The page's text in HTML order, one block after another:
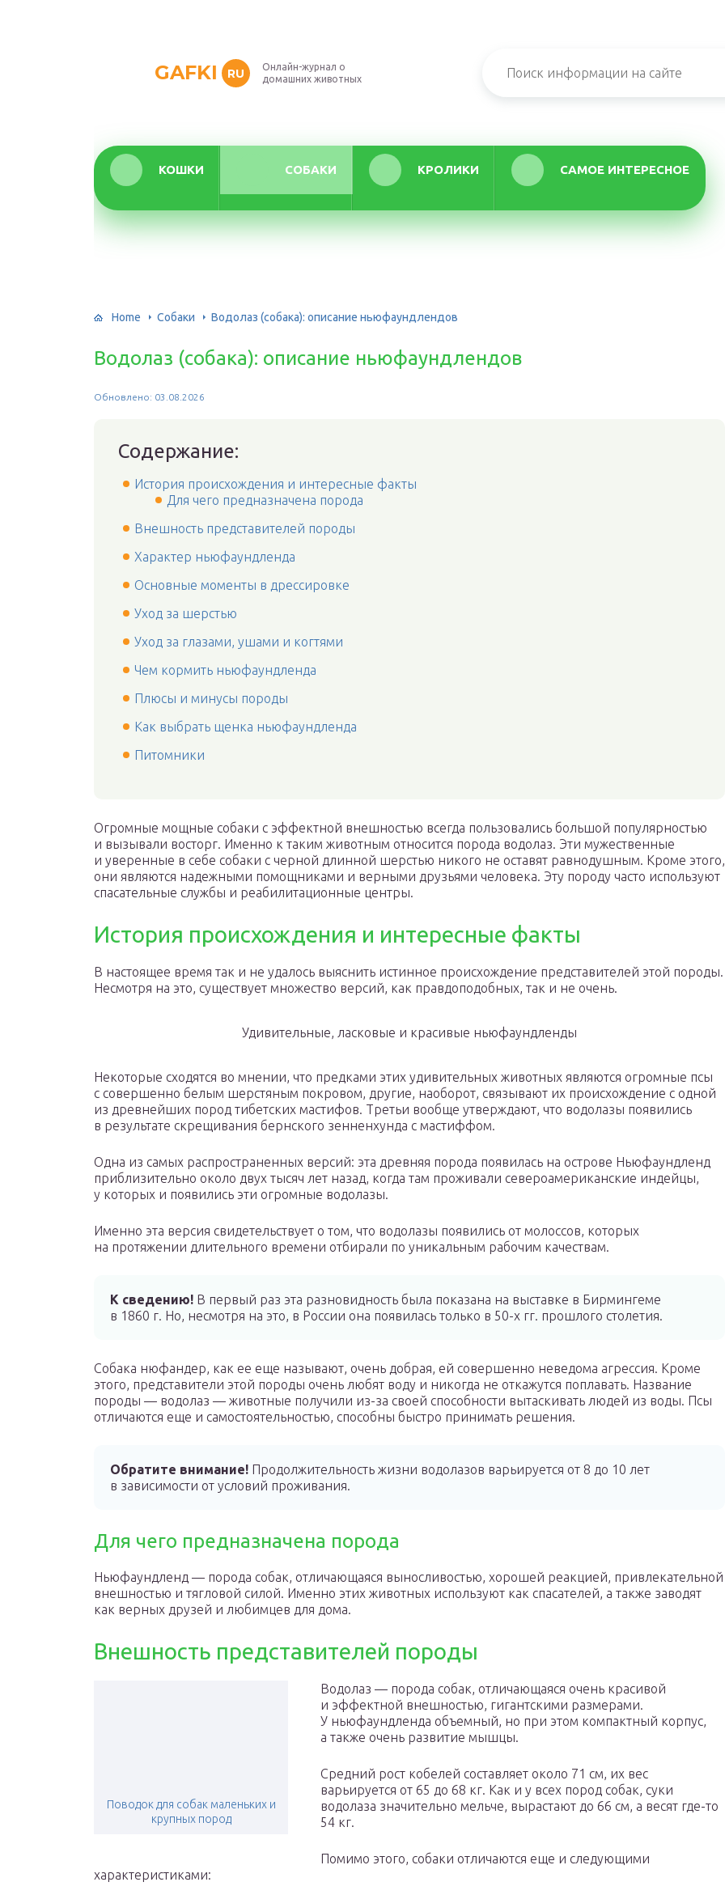
GAFKI RU
Онлайн-журнал о
домашних животных
КОШКИ СОБАКИ КРОЛИКИ САМОЕ ИНТЕРЕСНОЕ
Home Собаки Водолаз (собака): описание ньюфаундлендов
Водолаз (собака): описание ньюфаундлендов
Обновлено: 03.08.2026
Содержание:
История происхождения и интересные факты
Для чего предназначена порода
Внешность представителей породы
Характер ньюфаундленда
Основные моменты в дрессировке
Уход за шерстью
Уход за глазами, ушами и когтями
Чем кормить ньюфаундленда
Плюсы и минусы породы
Как выбрать щенка ньюфаундленда
Питомники
Огромные мощные собаки с эффектной внешностью всегда пользовались большой популярностью
и вызывали восторг. Именно к таким животным относится порода водолаз. Эти мужественные
и уверенные в себе собаки с черной длинной шерстью никого не оставят равнодушным. Кроме этого,
они являются надежными помощниками и верными друзьями человека. Эту породу часто используют
спасательные службы и реабилитационные центры.
История происхождения и интересные факты
В настоящее время так и не удалось выяснить истинное происхождение представителей этой породы.
Несмотря на это, существует множество версий, как правдоподобных, так и не очень.
Удивительные, ласковые и красивые ньюфаундленды
Некоторые сходятся во мнении, что предками этих удивительных животных являются огромные псы
с совершенно белым шерстяным покровом, другие, наоборот, связывают их происхождение с одной
из древнейших пород тибетских мастифов. Третьи вообще утверждают, что водолазы появились
в результате скрещивания бернского зенненхунда с мастиффом.
Одна из самых распространенных версий: эта древняя порода появилась на острове Ньюфаундленд
приблизительно около двух тысяч лет назад, когда там проживали североамериканские индейцы,
у которых и появились эти огромные водолазы.
Именно эта версия свидетельствует о том, что водолазы появились от молоссов, которых
на протяжении длительного времени отбирали по уникальным рабочим качествам.
К сведению! В первый раз эта разновидность была показана на выставке в Бирмингеме
в 1860 г. Но, несмотря на это, в России она появилась только в 50-х гг. прошлого столетия.
Собака нюфандер, как ее еще называют, очень добрая, ей совершенно неведома агрессия. Кроме
этого, представители этой породы очень любят воду и никогда не откажутся поплавать. Название
породы — водолаз — животные получили из-за своей способности вытаскивать людей из воды. Псы
отличаются еще и самостоятельностью, способны быстро принимать решения.
Обратите внимание! Продолжительность жизни водолазов варьируется от 8 до 10 лет
в зависимости от условий проживания.
Для чего предназначена порода
Ньюфаундленд — порода собак, отличающаяся выносливостью, хорошей реакцией, привлекательной
внешностью и тягловой силой. Именно этих животных используют как спасателей, а также заводят
как верных друзей и любимцев для дома.
Внешность представителей породы
Поводок для собак маленьких и
крупных пород
Водолаз — порода собак, отличающаяся очень красивой
и эффектной внешностью, гигантскими размерами.
У ньюфаундленда объемный, но при этом компактный корпус,
а также очень развитие мышцы.
Средний рост кобелей составляет около 71 см, их вес
варьируется от 65 до 68 кг. Как и у всех пород собак, суки
водолаза значительно мельче, вырастают до 66 см, а весят где-то
54 кг.
Помимо этого, собаки отличаются еще и следующими
характеристиками: